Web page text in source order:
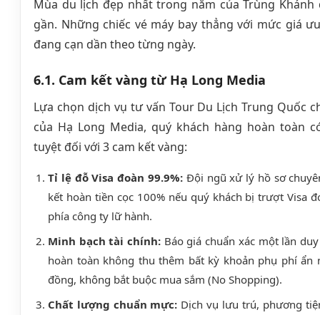
Mùa du lịch đẹp nhất trong năm của Trùng Khánh
gần. Những chiếc vé máy bay thẳng với mức giá
đang cạn dần theo từng ngày.
6.1. Cam kết vàng từ Hạ Long Media
Lựa chọn dịch vụ tư vấn Tour Du Lịch Trung Quốc
của Hạ Long Media, quý khách hàng hoàn toàn
tuyệt đối với 3 cam kết vàng:
Tỉ lệ đỗ Visa đoàn 99.9%:Đội ngũ xử lý hồ sơ
kết hoàn tiền cọc 100% nếu quý khách bị trượt Visa
phía công ty lữ hành.
Minh bạch tài chính: Báo giá chuẩn xác một lần
hoàn toàn không thu thêm bất kỳ khoản phụ phí ẩn
đồng, không bắt buộc mua sắm (No Shopping).
Chất lượng chuẩn mực: Dịch vụ lưu trú, phương